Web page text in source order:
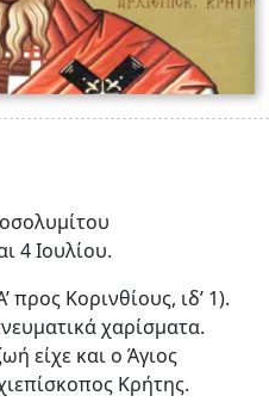
4 Ιουλίου.
προς Κορινθίους, ιδ’ 1).
χαρίσματα.
είχε και ο Άγιος
Κρήτης.